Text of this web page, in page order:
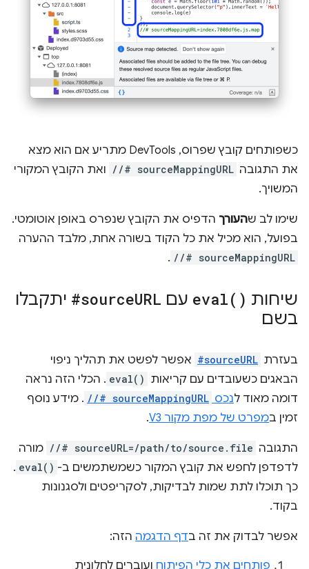
כשפותחים קובץ שפרוס, DevTools מתריע אם הוא מצא
את התגובה //# sourceMappingURL ואת הקובץ המקורי
המשויך.
שימו לב שהעורך הדפיס את הקובץ שנפרס באופן אוטומטי.
בפועל, הוא מכיל את כל הקוד בשורה אחת, מלבד ההערה
//# sourceMappingURL
.
שיחות eval( ) עם #sourceURL
יתקבלו
בשם
בעזרת #sourceURL אפשר לפשט את תהליך ניפוי
הבאגים כשעובדים עם קריאות eval() . הכלי הזה נראה
דומה מאוד לנכס //# sourceMappingURL . מידע נוסף
זמין במפרט של מפת מקור V3 .
התגובה //# sourceURL=/path/to/source.file מורה
לדפדפן לחפש את קובץ המקור כשמשתמשים ב- eval()
.
כך תוכלו לתת שמות לבדיקות, לסקריפטים ולסגנונות
בקוד.
אפשר לבדוק את זה בדף הדגמה הזה:
פותחים את כלי הפיתוח ועוברים לחלונית